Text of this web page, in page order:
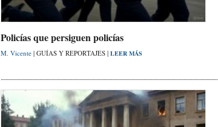
Policías que persiguen policías
M. Vicente | GUÍAS Y REPORTAJES | LEER MÁS